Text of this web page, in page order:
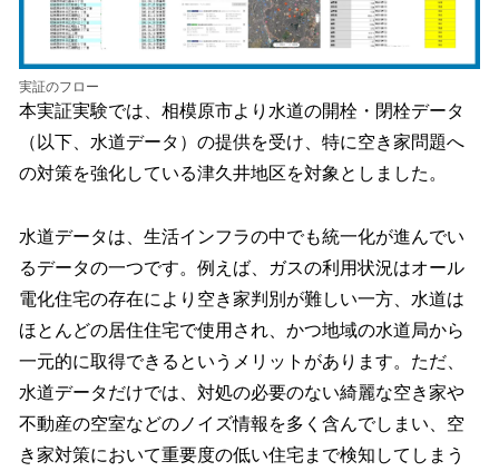
実証のフロー
本実証実験では、相模原市より水道の開栓・閉栓データ
（以下、水道データ）の提供を受け、特に空き家問題へ
の対策を強化している津久井地区を対象としました。
水道データは、生活インフラの中でも統一化が進んでい
るデータの一つです。例えば、ガスの利用状況はオール
電化住宅の存在により空き家判別が難しい一方、水道は
ほとんどの居住住宅で使用され、かつ地域の水道局から
一元的に取得できるというメリットがあります。ただ、
水道データだけでは、対処の必要のない綺麗な空き家や
不動産の空室などのノイズ情報を多く含んでしまい、空
き家対策において重要度の低い住宅まで検知してしまう